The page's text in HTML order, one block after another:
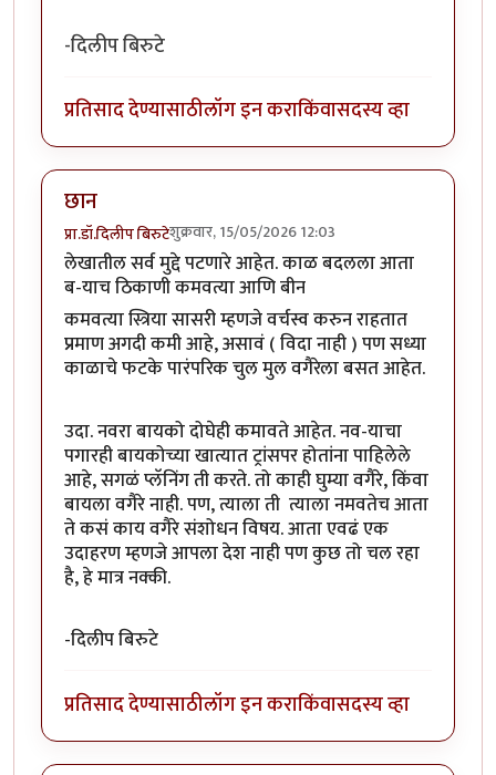
-दिलीप बिरुटे
प्रतिसाद देण्यासाठीलॉग इन कराकिंवासदस्य व्हा
छान
प्रा.डॉ.दिलीप बिरुटेशुक्रवार, 15/05/2026 12:03
लेखातील सर्व मुद्दे पटणारे आहेत. काळ बदलला आता
ब-याच ठिकाणी कमवत्या आणि बीन
कमवत्या स्त्रिया सासरी म्हणजे वर्चस्व करुन राहतात
प्रमाण अगदी कमी आहे, असावं ( विदा नाही ) पण सध्या
काळाचे फटके पारंपरिक चुल मुल वगैरेला बसत आहेत.
उदा. नवरा बायको दोघेही कमावते आहेत. नव-याचा
पगारही बायकोच्या खात्यात ट्रांसपर होतांना पाहिलेले
आहे, सगळं प्लॅनिंग ती करते. तो काही घुम्या वगैरे, किंवा
बायला वगैरे नाही. पण, त्याला ती त्याला नमवतेच आता
ते कसं काय वगैरे संशोधन विषय. आता एवढं एक
उदाहरण म्हणजे आपला देश नाही पण कुछ तो चल रहा
है, हे मात्र नक्की.
-दिलीप बिरुटे
प्रतिसाद देण्यासाठीलॉग इन कराकिंवासदस्य व्हा